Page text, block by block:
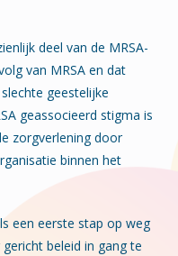
deel van de MRSA-
van MRSA en dat
geestelijke
geassocieerd stigma is
zorgverlening door
binnen het
een eerste stap op weg
beleid in gang te